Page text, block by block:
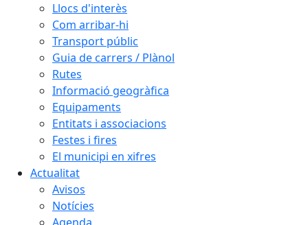
Llocs d'interès
Com arribar-hi
Transport públic
Guia de carrers / Plànol
Rutes
Informació geogràfica
Equipaments
Entitats i associacions
Festes i fires
El municipi en xifres
Actualitat
Avisos
Notícies